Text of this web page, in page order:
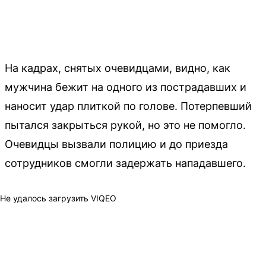
На кадрах, снятых очевидцами, видно, как
мужчина бежит на одного из пострадавших и
наносит удар плиткой по голове. Потерпевший
пытался закрыться рукой, но это не помогло.
Очевидцы вызвали полицию и до приезда
сотрудников смогли задержать нападавшего.
Не удалось загрузить VIQEO